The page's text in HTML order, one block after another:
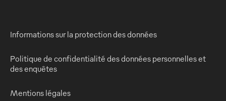
Informations sur la protection des données
Politique de confidentialité des données personnelles et
des enquêtes
Mentions légales